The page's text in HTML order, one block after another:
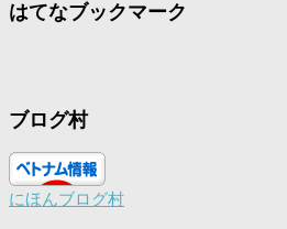
はてなブックマーク
ブログ村
にほんブログ村